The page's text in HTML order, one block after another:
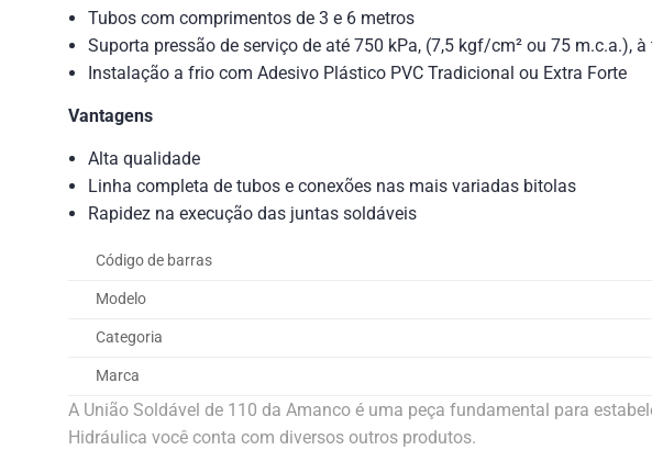
Tubos com comprimentos de 3 e 6 metros
Suporta pressão de serviço de até 750 kPa, (7,5 kgf/cm² ou 75 m.c.a.), à
Instalação a frio com Adesivo Plástico PVC Tradicional ou Extra Forte
Vantagens
Alta qualidade
Linha completa de tubos e conexões nas mais variadas bitolas
Rapidez na execução das juntas soldáveis
Código de barras
Modelo
Categoria
Marca
A União Soldável de 110 da Amanco é uma peça fundamental para
Hidráulica você conta com diversos outros produtos.